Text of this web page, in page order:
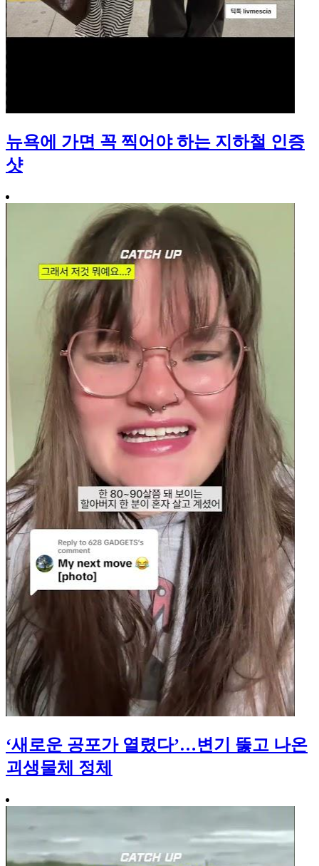
뉴욕에 가면 꼭 찍어야 하는 지하철 인증
샷
‘새로운 공포가 열렸다’…변기 뚫고 나온
괴생물체 정체